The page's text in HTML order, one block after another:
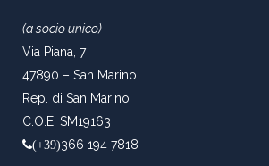
(a socio unico)
Via Piana, 7
47890 – San Marino
Rep. di San Marino
C.O.E. SM19163
(+39)366 194 7818